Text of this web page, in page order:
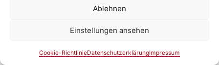
Ablehnen
Einstellungen ansehen
Cookie-RichtlinieDatenschutzerklärungImpressum
Zur DAV Webseite